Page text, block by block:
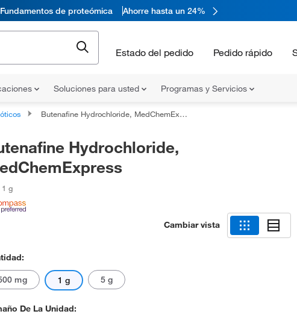
Fundamentos de proteómica Ahorre hasta un 24%
Estado del pedido Pedido rápido
Soluciones para usted Programas y Servicios
Butenafine Hydrochloride, MedChemExpress
Hydrochloride,
1 g
Cambiar vista
mg 1 g 5 g
De La Unidad: